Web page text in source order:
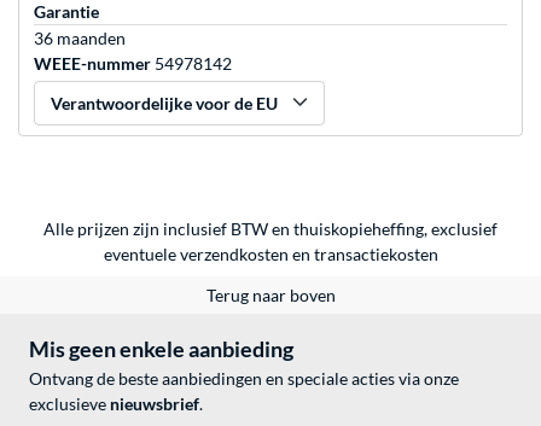
Garantie
36 maanden
WEEE-nummer 54978142
Verantwoordelijke voor de EU
Alle prijzen zijn inclusief BTW en thuiskopieheffing, exclusief
eventueleverzendkosten en transactiekosten
Terug naar boven
Mis geen enkele aanbieding
Ontvang de beste aanbiedingen en speciale acties via onze
exclusieve nieuwsbrief.